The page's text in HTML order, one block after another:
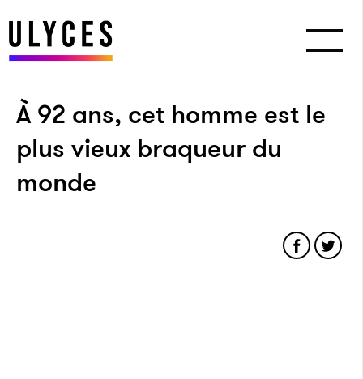
À 92 ans, cet homme est le
plus vieux braqueur du
monde